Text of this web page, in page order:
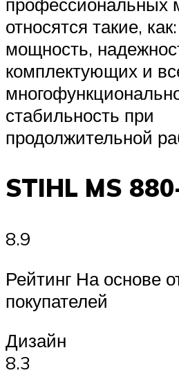
относятся такие,
мощность,
комплектующих и
стабильность при
продолжительной
STIHL MS
8.9
Рейтинг На основе
покупателей
Дизайн
8.3